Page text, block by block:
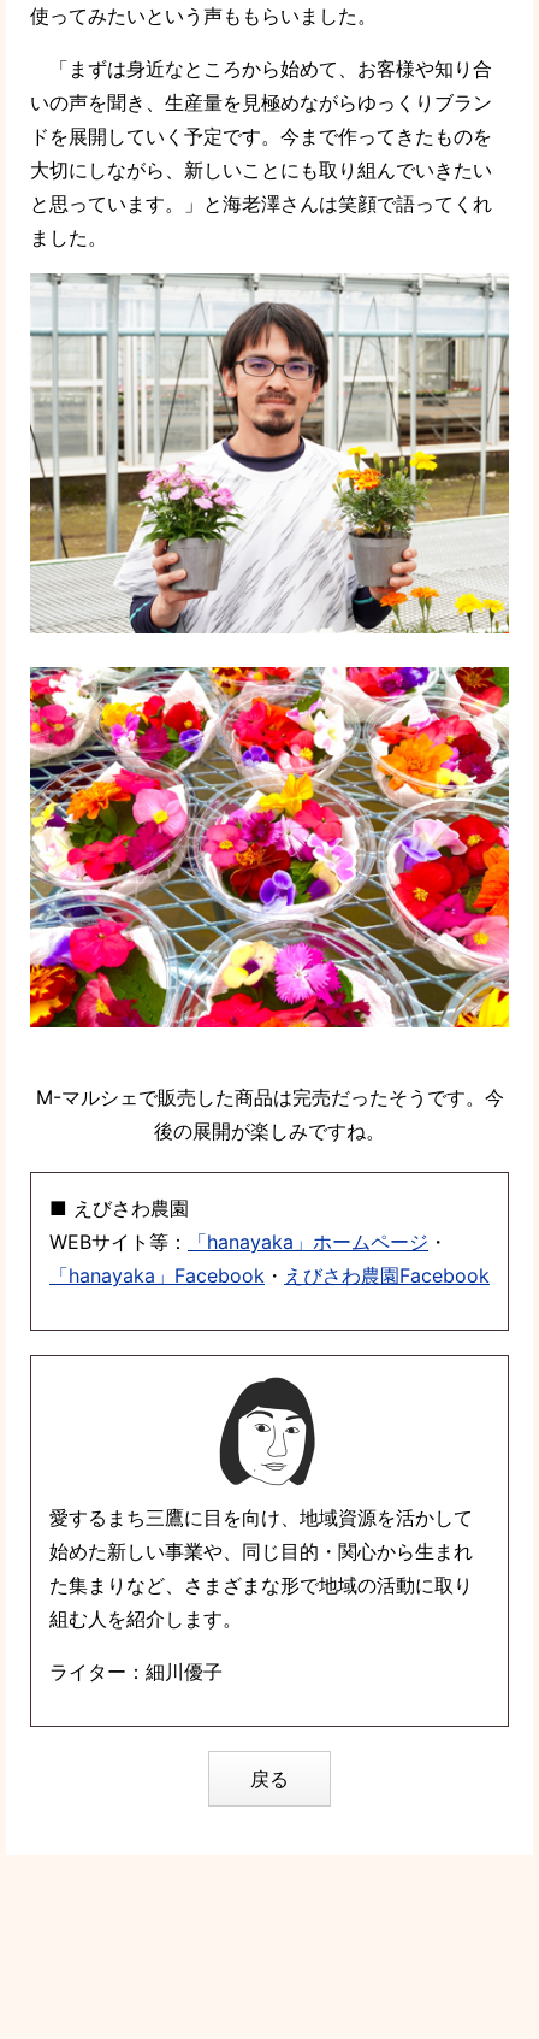
使ってみたいという声ももらいました。
「まずは身近なところから始めて、お客様や知り合
いの声を聞き、生産量を見極めながらゆっくりブラン
ドを展開していく予定です。今まで作ってきたものを
大切にしながら、新しいことにも取り組んでいきたい
と思っています。」と海老澤さんは笑顔で語ってくれ
ました。
M-マルシェで販売した商品は完売だったそうです。今
後の展開が楽しみですね。
■ えびさわ農園
WEBサイト等：
「hanayaka」ホームページ ・
「hanayaka」Facebook ・ えびさわ農園Facebook
愛するまち三鷹に目を向け、地域資源を活かして
始めた新しい事業や、同じ目的・関心から生まれ
た集まりなど、さまざまな形で地域の活動に取り
組む人を紹介します。
ライター：細川優子
戻る